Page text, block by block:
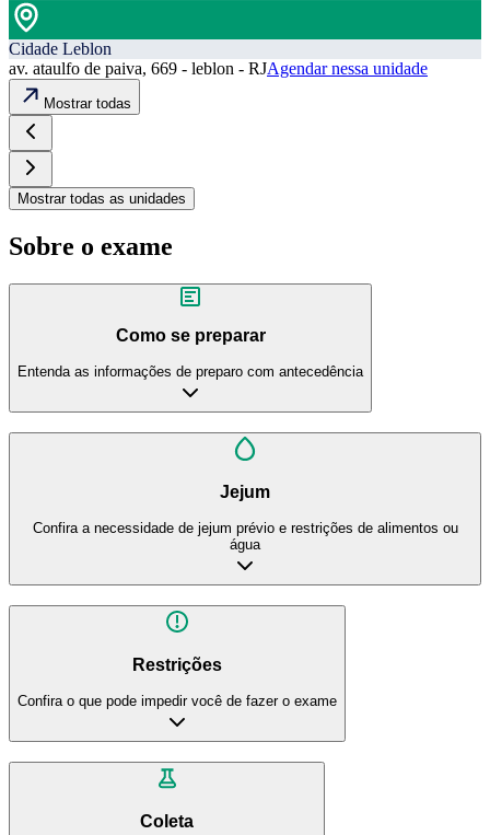
Cidade Leblon
av. ataulfo de paiva, 669 - leblon - RJAgendar nessa unidade
Mostrar todas
Mostrar todas as unidades
Sobre o exame
Como se preparar
Entenda as informações de preparo com antecedência
Jejum
Confira a necessidade de jejum prévio e restrições de alimentos ou
água
Restrições
Confira o que pode impedir você de fazer o exame
Coleta